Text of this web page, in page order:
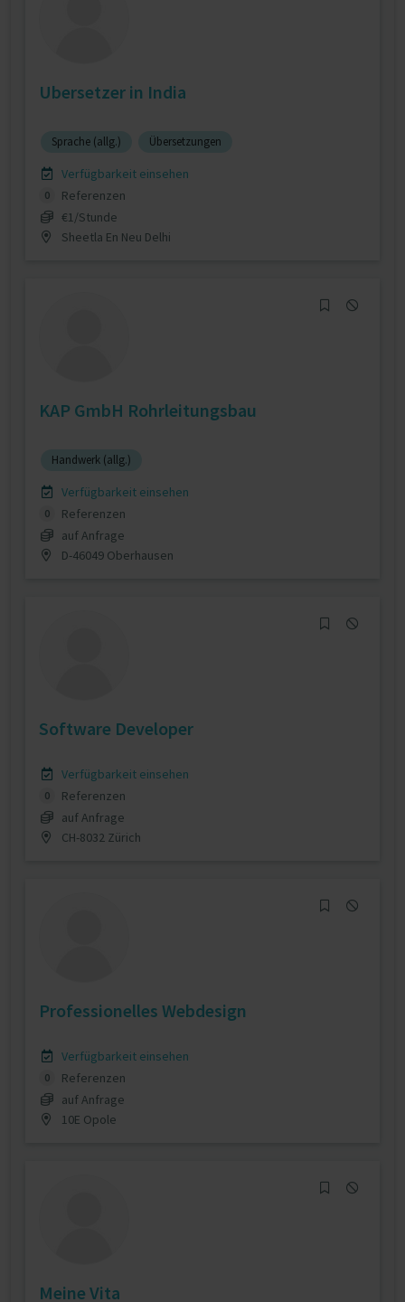
Ubersetzer in India
Sprache (allg.) Übersetzungen
Verfügbarkeit einsehen
0
Referenzen
€1/Stunde
Sheetla En Neu Delhi
KAP GmbH Rohrleitungsbau
Handwerk (allg.)
Verfügbarkeit einsehen
0
Referenzen
auf Anfrage
D-46049 Oberhausen
Software Developer
Verfügbarkeit einsehen
0
Referenzen
auf Anfrage
CH-8032 Zürich
Professionelles Webdesign
Verfügbarkeit einsehen
0
Referenzen
auf Anfrage
10E Opole
Meine Vita